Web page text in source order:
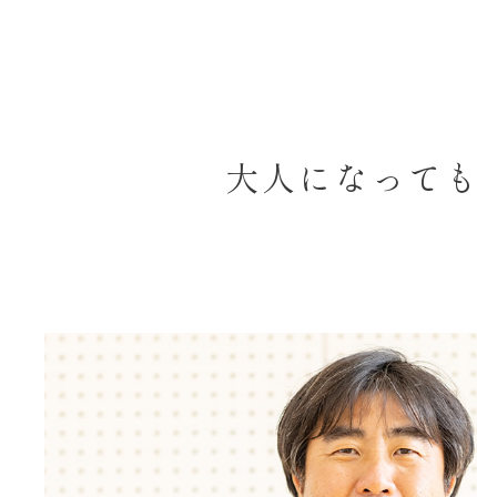
大人になっても